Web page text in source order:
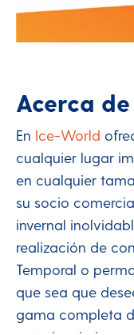
Acerca
En Ice-World
cualquier lugar
en cualquier
su socio
invernal
realización de
Temporal o
que sea que
gama completa